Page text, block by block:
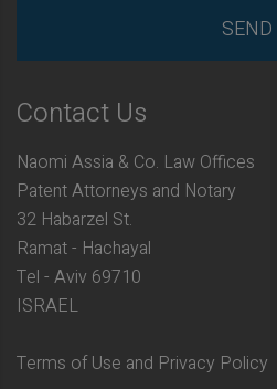
Contact Us
Naomi Assia & Co. Law Offices
Patent Attorneys and Notary
32 Habarzel St.
Ramat - Hachayal
Tel - Aviv 69710
ISRAEL
Terms of Use and Privacy Policy